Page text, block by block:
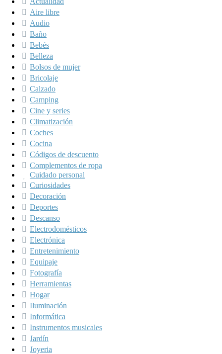
Aire libre
Audio
Baño
Bebés
Belleza
Bolsos de mujer
Bricolaje
Calzado
Camping
Cine y series
Climatización
Coches
Cocina
Códigos de descuento
Complementos de ropa
Cuidado personal
Curiosidades
Decoración
Deportes
Descanso
Electrodomésticos
Electrónica
Entretenimiento
Equipaje
Fotografía
Herramientas
Hogar
Iluminación
Informática
Instrumentos musicales
Jardín
Joyeria